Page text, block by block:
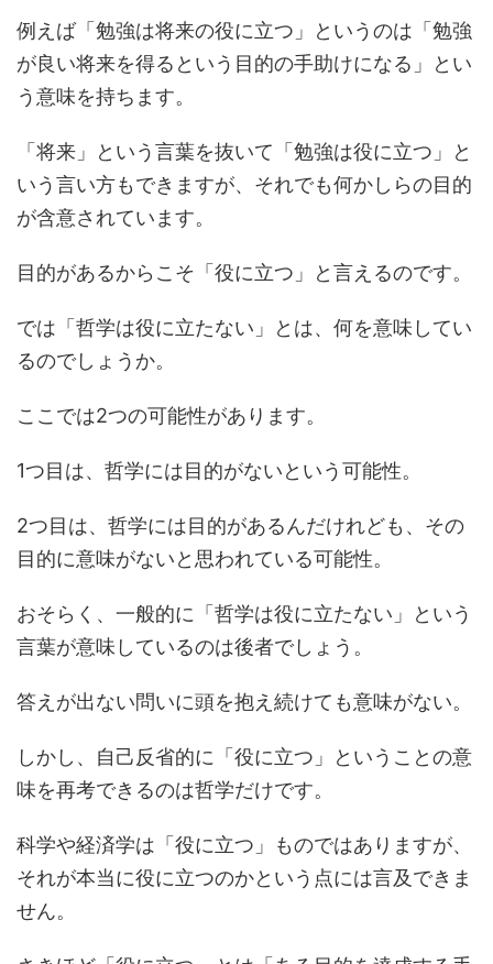
例えば「勉強は将来の役に立つ」というのは「勉強
が良い将来を得るという目的の手助けになる」とい
う意味を持ちます。
「将来」という言葉を抜いて「勉強は役に立つ」と
いう言い方もできますが、それでも何かしらの目的
が含意されています。
目的があるからこそ「役に立つ」と言えるのです。
では「哲学は役に立たない」とは、何を意味してい
るのでしょうか。
ここでは2つの可能性があります。
1つ目は、哲学には目的がないという可能性。
2つ目は、哲学には目的があるんだけれども、その
目的に意味がないと思われている可能性。
おそらく、一般的に「哲学は役に立たない」という
言葉が意味しているのは後者でしょう。
答えが出ない問いに頭を抱え続けても意味がない。
しかし、自己反省的に「役に立つ」ということの意
味を再考できるのは哲学だけです。
科学や経済学は「役に立つ」ものではありますが、
それが本当に役に立つのかという点には言及できま
せん。